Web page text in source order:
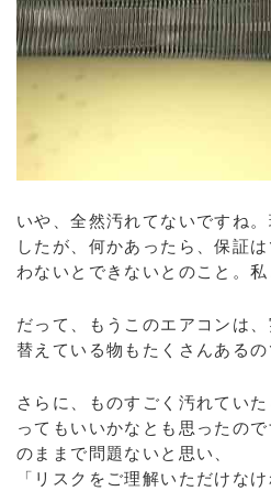
いや、全然汚れてないですね
したが、何かあったら、保証
わないとできないとのこと。私
だって、もうこのエアコンは
替えている物もたくさんあるの
さらに、ものすごく汚れてい
ってもいいかなとも思ったの
のままで問題ないと思い、
「リスクをご理解いただけな